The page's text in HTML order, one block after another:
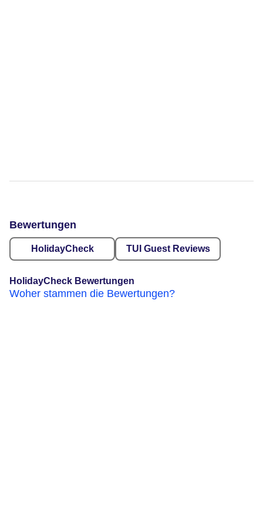
Bewertungen
HolidayCheck TUI Guest Reviews
HolidayCheck Bewertungen
Woher stammen die Bewertungen?